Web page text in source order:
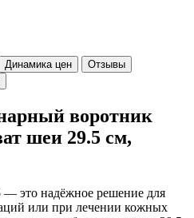
Динамика цен
Отзывы
воротник
шеи 29.5 см,
это надёжное решение для
или при лечении кожных